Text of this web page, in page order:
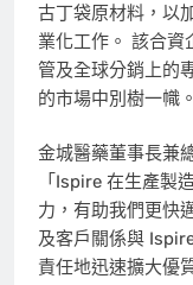
古丁袋原材料，以
業化工作。 該合資
管及全球分銷上的
的市場中別樹一幟。
金城醫藥董事長兼
「Ispire 在生產製
力，有助我們更快
及客戶關係與
責任地迅速擴大優